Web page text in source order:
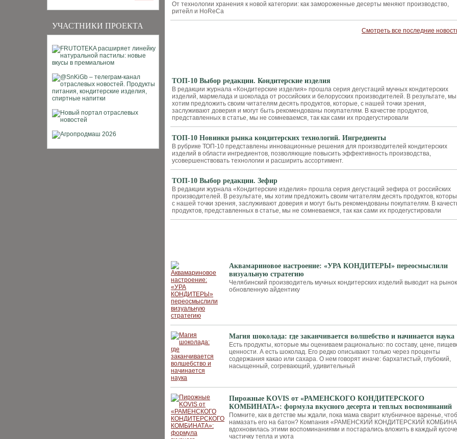
УЧАСТНИКИ ПРОЕКТА
От технологии хранения к новой категории: как замороженные десерты меняют производство,
ритейл и HoReCa
Смотреть все последние
ТОП-10 Выбор редакции. Кондитерские изделия
В редакции журнала «Кондитерские изделия» прошла серия дегустаций мучных кондитерских
изделий, мармелада и шоколада от российских и белорусских производителей. В результате, мы
хотим предложить своим читателям десять продуктов, которые, с нашей точки зрения,
заслуживают доверия и могут быть рекомендованы покупателям. В качестве продуктов,
представленных в статье, мы не сомневаемся, так как сами их продегустировали
ТОП-10 Новинки рынка кондитерских технологий. Ингредиенты
В рубрике ТОП-10 представлены инновационные решения для производителей кондитерских
изделий в области ингредиентов, позволяющие повысить эффективность производства,
усовершенствовать технологии и расширить ассортимент.
ТОП-10 Выбор редакции. Зефир
В редакции журнала «Кондитерские изделия» прошла серия дегустаций зефира от российских
производителей. В результате, мы хотим предложить своим читателям десять продуктов,
с нашей точки зрения, заслуживают доверия и могут быть рекомендованы покупателям. В
продуктов, представленных в статье, мы не сомневаемся, так как сами их продегустировали
Аквамариновое настроение: «УРА КОНДИТЕРЫ» переосмыслили
визуальную стратегию
Челябинский производитель мучных кондитерских изделий выводит на рынок
обновленную айдентику
Магия шоколада: где заканчивается волшебство и начинается наука
Есть продукты, которые мы оцениваем рационально: по составу, цене,
ценности. А есть шоколад. Его редко описывают только через проценты
содержания какао или сахара. О нем говорят иначе: бархатистый, глубокий,
насыщенный, согревающий, удивительный
Пирожные KOVIS от «РАМЕНСКОГО КОНДИТЕРСКОГО
КОМБИНАТА»: формула вкусного десерта и теплых воспоминаний
Помните, как в детстве мы ждали, пока мама сварит клубничное варенье,
намазать его на батон? Компания «РАМЕНСКИЙ КОНДИТЕРСКИЙ
вдохновилась этими воспоминаниями и постарались вложить в каждый
частичку тепла и уюта